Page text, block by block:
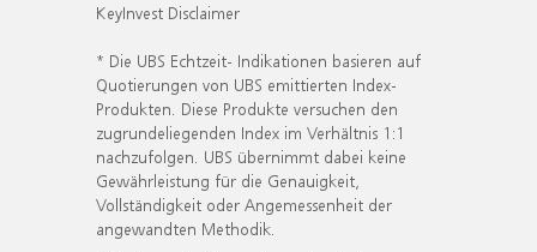
KeyInvest Disclaimer
* Die UBS Echtzeit- Indikationen basieren auf
Quotierungen von UBS emittierten Index-
Produkten. Diese Produkte versuchen den
zugrundeliegenden Index im Verhältnis 1:1
nachzufolgen. UBS übernimmt dabei keine
Gewährleistung für die Genauigkeit,
Vollständigkeit oder Angemessenheit der
angewandten Methodik.